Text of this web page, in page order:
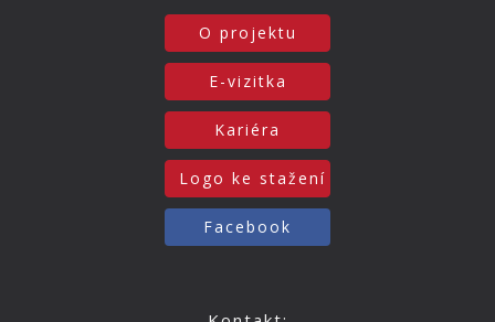
O projektu
E-vizitka
Kariéra
Logo ke stažení
Facebook